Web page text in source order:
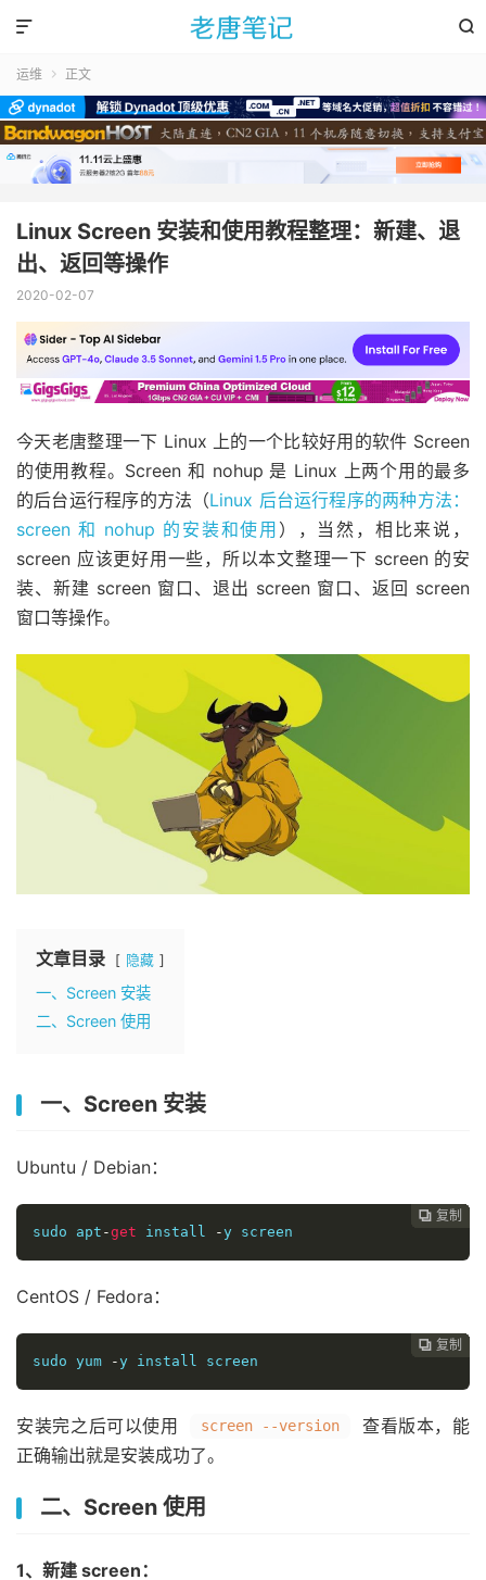


运维  正文
Linux Screen 安装和使用教程整理：新建、退
出、返回等操作
2020-02-07
今天老唐整理一下 Linux 上的一个比较好用的软件 Screen
的使用教程。Screen 和 nohup 是 Linux 上两个用的最多
的后台运行程序的方法（Linux 后台运行程序的两种方法：
screen 和 nohup 的安装和使用 ），当然，相比来说，
screen 应该更好用一些，所以本文整理一下 screen 的安
装、新建 screen 窗口、退出 screen 窗口、返回 screen
窗口等操作。
文章目录 隐藏
一、Screen 安装
二、Screen 使用
一、Screen 安装
Ubuntu / Debian：
 复制
 复制
 复制
 复制
 复制
 复制
 复制
 复制
sudo apt -get install -y screen
CentOS / Fedora：
 复制
 复制
 复制
 复制
 复制
 复制
 复制
sudo yum
-y install screen
安装完之后可以使用 screen --version
查看版本，能
正确输出就是安装成功了。
二、Screen 使用
1、新建 screen：